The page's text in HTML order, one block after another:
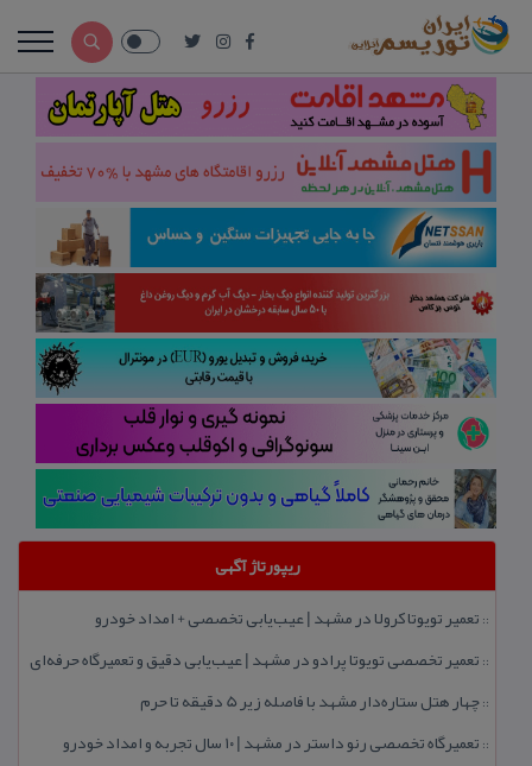
ریپورتاژ آگهی
:: تعمیر تویوتا كرولا در مشهد | عیب‌یابی تخصصی + امداد خودرو
:: تعمیر تخصصی تویوتا پرادو در مشهد | عیب‌یابی دقیق و تعمیرگاه حرفه‌ای
::چهار هتل‌ ستاره‌دار مشهد با فاصله زیر 5 دقیقه تا حرم
:: تعمیرگاه تخصصی رنو داستر در مشهد | ۱۰ سال تجربه و امداد خودرو